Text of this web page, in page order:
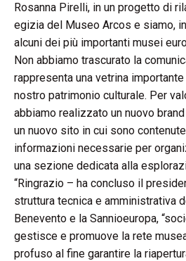
Rosanna Pirelli, in un progetto di
egizia del Museo Arcos e siamo,
alcuni dei più importanti musei
Non abbiamo trascurato la
rappresenta una vetrina
nostro patrimonio culturale. Per
abbiamo realizzato un nuovo
un nuovo sito in cui sono
informazioni necessarie per
una sezione dedicata alla
“Ringrazio – ha concluso il
struttura tecnica e amministrativa
Benevento e la Sannioeuropa,
gestisce e promuove la rete
profuso al fine garantire la